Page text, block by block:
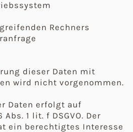
Rechners
dieser Daten mit
wird nicht vorgenommen.
Daten erfolgt auf
1 lit. f DSGVO. Der
ein berechtigtes Interesse